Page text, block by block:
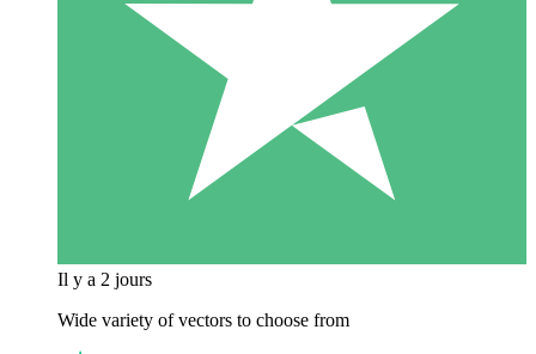
Il y a 2 jours
Wide variety of vectors to choose from